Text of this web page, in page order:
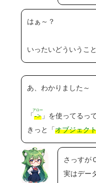
はぁ～？
いったいどういうこ
あ、わかりました～
「->
アロー
」を使ってるっ
きっと「オブジェク
さっすが
実はデー